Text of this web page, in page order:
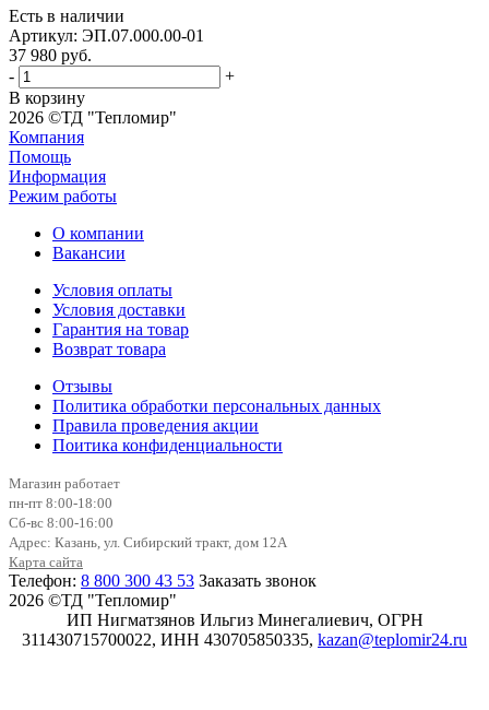
Есть в наличии
Артикул: ЭП.07.000.00-01
37 980 руб.
-
+
В корзину
2026 ©ТД "Тепломир"
Компания
Помощь
Информация
Режим работы
О компании
Вакансии
Условия оплаты
Условия доставки
Гарантия на товар
Возврат товара
Отзывы
Политика обработки персональных данных
Правила проведения акции
Поитика конфиденциальности
Магазин работает
пн-пт 8:00-18:00
Сб-вс 8:00-16:00
Адрес: Казань, ул. Сибирский тракт, дом 12А
Карта сайта
Телефон: 8 800 300 43 53 Заказать звонок
2026 ©ТД "Тепломир"
ИП Нигматзянов Ильгиз Минегалиевич, ОГРН
311430715700022, ИНН 430705850335, kazan@teplomir24.ru